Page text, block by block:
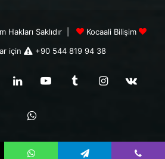
Hakları Saklıdır |
Kocaali Bilişim
için
+90 544 819 94 38
LinkedInYouTubeTumblrInstagram
WhatsApp